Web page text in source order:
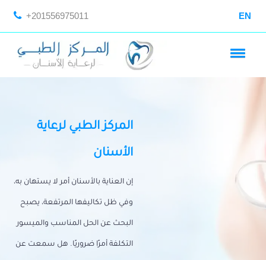
+201556975011 EN
المركز الطبي لرعاية
الأسنان
إن العناية بالأسنان أمر لا يستهان به،
وفي ظل تكاليفها المرتفعة، يصبح
البحث عن الحل المناسب والميسور
التكلفة أمرًا ضروريًا. هل سمعت عن